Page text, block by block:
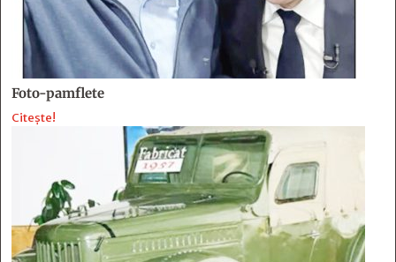
Foto-pamflete
Citește!